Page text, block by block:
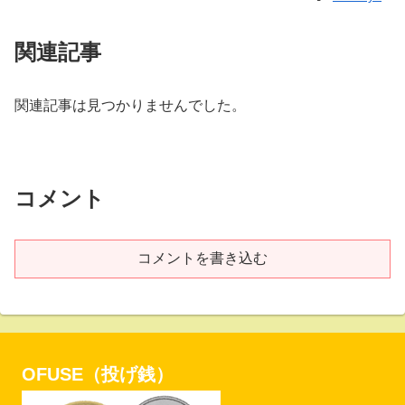
関連記事
関連記事は見つかりませんでした。
コメント
コメントを書き込む
OFUSE（投げ銭）